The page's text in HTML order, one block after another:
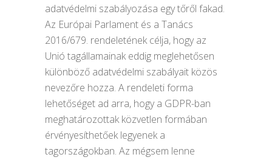
adatvédelmi szabályozása egy tőről fakad.
Az Európai Parlament és a Tanács
2016/679. rendeletének célja, hogy az
Unió tagállamainak eddig meglehetősen
különböző adatvédelmi szabályait közös
nevezőre hozza. A rendeleti forma
lehetőséget ad arra, hogy a GDPR-ban
meghatározottak közvetlen formában
érvényesíthetőek legyenek a
tagországokban. Az mégsem lenne